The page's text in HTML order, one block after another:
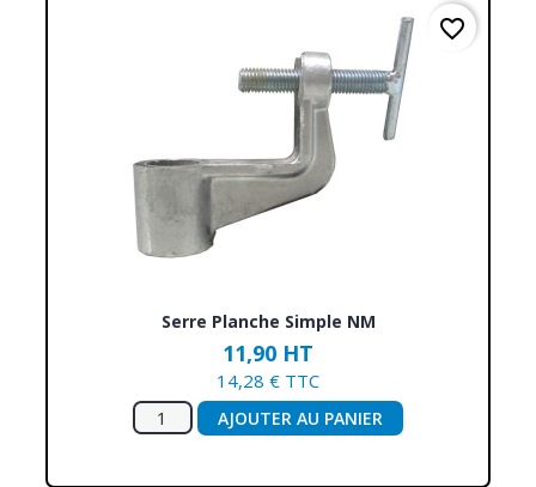
Serre Planche Simple NM
11,90 HT
14,28 € TTC
AJOUTER AU PANIER
favorite_border